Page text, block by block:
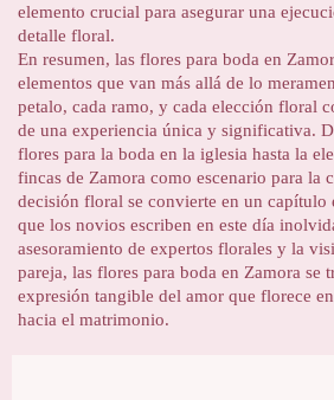
elemento crucial para asegurar una
detalle floral.
En resumen, las flores para boda en
elementos que van más allá de lo
petalo, cada ramo, y cada elección floral
de una experiencia única y significativa.
flores para la boda en la iglesia hasta la
fincas de Zamora como escenario para la
decisión floral se convierte en un capítulo
que los novios escriben en este día
asesoramiento de expertos florales y la
pareja, las flores para boda en Zamora se
expresión tangible del amor que florece
hacia el matrimonio.